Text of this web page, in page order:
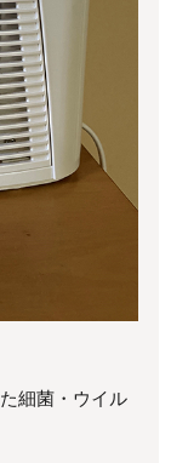
細菌・ウイル